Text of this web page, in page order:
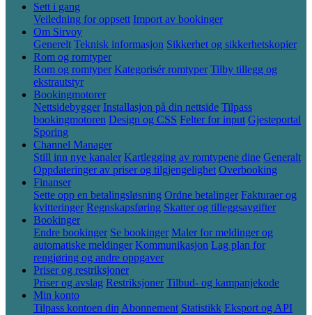
Sett i gang
Veiledning for oppsett Import av bookinger
Om Sirvoy
Generelt Teknisk informasjon Sikkerhet og sikkerhetskopier
Rom og romtyper
Rom og romtyper Kategorisér romtyper Tilby tillegg og
ekstrautstyr
Bookingmotorer
Nettsidebygger Installasjon på din nettside Tilpass
bookingmotoren Design og CSS Felter for input Gjesteportal
Sporing
Channel Manager
Still inn nye kanaler Kartlegging av romtypene dine Generalt
Oppdateringer av priser og tilgjengelighet Overbooking
Finanser
Sette opp en betalingsløsning Ordne betalinger Fakturaer og
kvitteringer Regnskapsføring Skatter og tilleggsavgifter
Bookinger
Endre bookinger Se bookinger Maler for meldinger og
automatiske meldinger Kommunikasjon Lag plan for
rengjøring og andre oppgaver
Priser og restriksjoner
Priser og avslag Restriksjoner Tilbud- og kampanjekode
Min konto
Tilpass kontoen din Abonnement Statistikk Eksport og API